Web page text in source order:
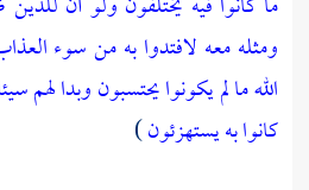
ومثله معه لافتدوا به من سوء
الله ما لم يكونوا يحتسبونوبدا لهم
كانوا به يستهزئون)